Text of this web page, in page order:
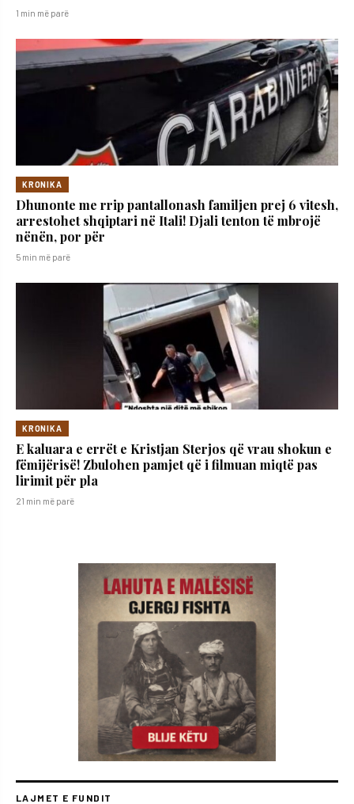
1 min më parë
KRONIKA
Dhunonte me rrip pantallonash familjen prej 6 vitesh,
arrestohet shqiptari në Itali! Djali tenton të mbrojë
nënën, por për
5 min më parë
KRONIKA
E kaluara e errët e Kristjan Sterjos që vrau shokun e
fëmijërisë! Zbulohen pamjet që i filmuan miqtë pas
lirimit për pla
21 min më parë
LAJMET E FUNDIT